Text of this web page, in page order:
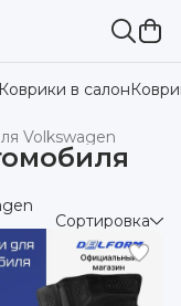
Коврики в салон
Volkswagen
Сортировка